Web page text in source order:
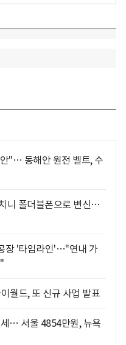
"… 동해안 원전 벨트, 수
니 폴더블폰으로 변신…
장 '타임라인'…"연내 가
월드, 또 신규 사업 발표
… 서울 4854만원, 뉴욕